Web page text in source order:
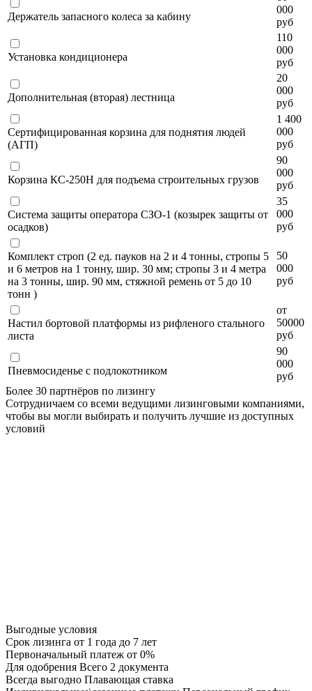
Держатель запасного колеса за кабину
000
руб
Установка кондиционера
110
000
руб
Дополнительная (вторая) лестница
20
000
руб
Сертифицированная корзина для поднятия людей
(АГП)
1 400
000
руб
Корзина КС-250Н для подъема строительных грузов
90
000
руб
Система защиты оператора СЗО-1 (козырек защиты от
осадков)
35
000
руб
Комплект строп (2 ед. пауков на 2 и 4 тонны, стропы 5
и 6 метров на 1 тонну, шир. 30 мм; стропы 3 и 4 метра
на 3 тонны, шир. 90 мм, стяжной ремень от 5 до 10
тонн )
50
000
руб
Настил бортовой платформы из рифленого стального
листа
от
50000
руб
Пневмосиденье с подлокотником
90
000
руб
Более 30 партнёров по лизингу
Сотрудничаем со всеми ведущими лизинговыми компаниями,
чтобы вы могли выбирать и получить лучшие из доступных
условий
Выгодные условия
Срок лизинга от 1 года до 7 лет
Первоначальный платеж от 0%
Для одобрения Всего 2 документа
Всегда выгодно Плавающая ставка